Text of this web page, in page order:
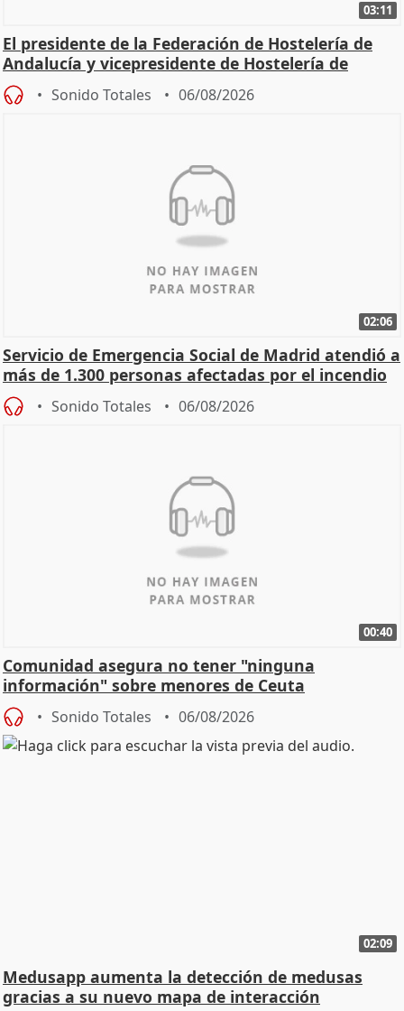
03:11
El presidente de la Federación de Hostelería de
Andalucía y vicepresidente de Hostelería de
España
Sonido Totales 06/08/2026
02:06
Servicio de Emergencia Social de Madrid atendió a
más de 1.300 personas afectadas por el incendio
de
Sonido Totales 06/08/2026
00:40
Comunidad asegura no tener "ninguna
información" sobre menores de Ceuta
Sonido Totales 06/08/2026
02:09
Medusapp aumenta la detección de medusas
gracias a su nuevo mapa de interacción